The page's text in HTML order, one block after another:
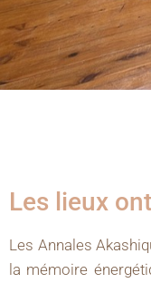
Les lieux
Les Annales
la mémoire